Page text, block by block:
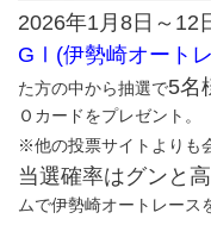
2026年1月8日～12
GⅠ(伊勢崎オート
た方の中から抽選で5名
Ｏカードをプレゼント。
※他の投票サイトよりも
当選確率はグンと高
ムで伊勢崎オートレース